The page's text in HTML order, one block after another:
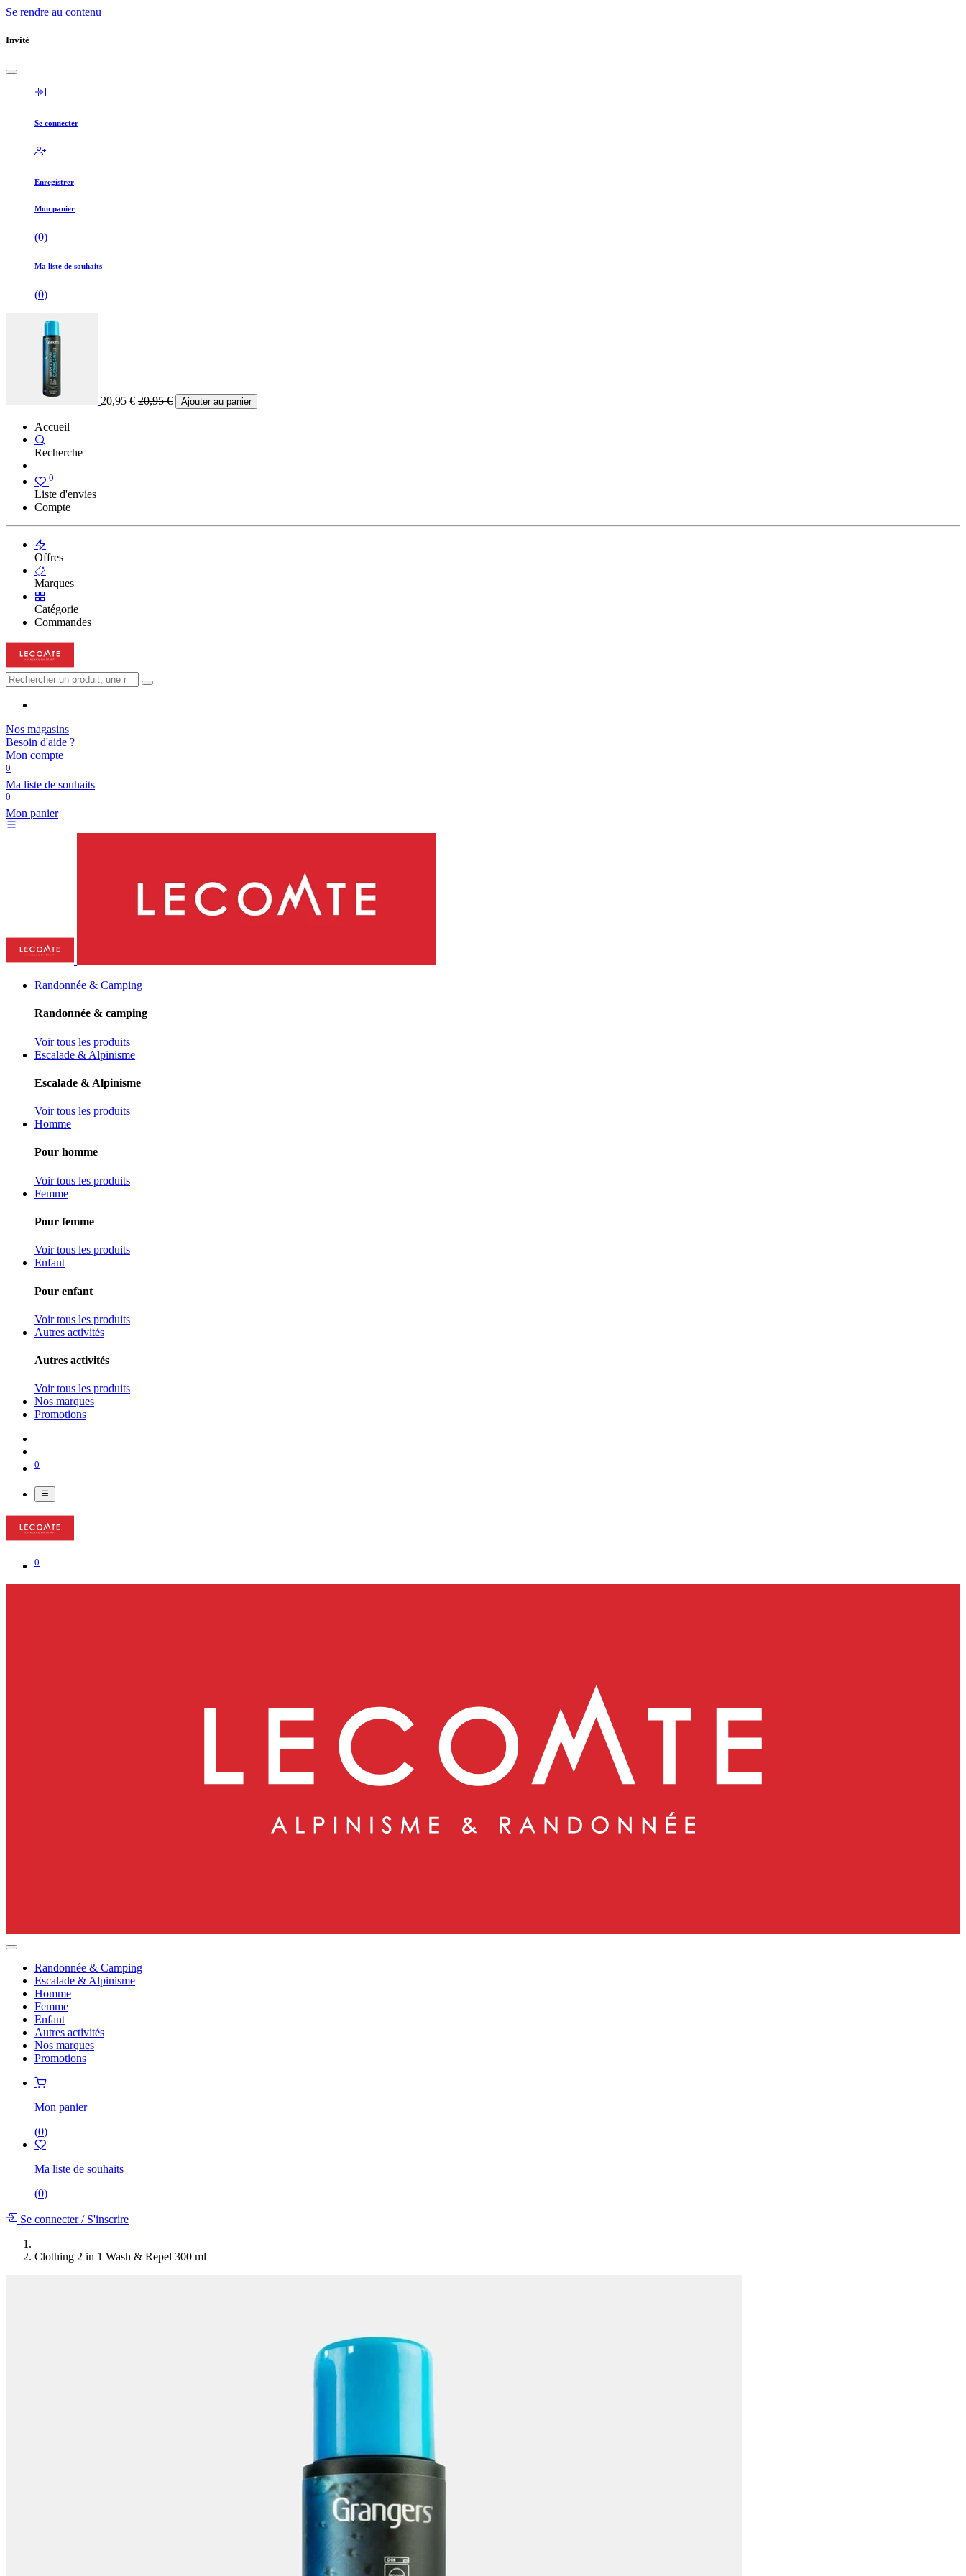
Se rendre au contenu
Invité
Se connecter
Enregistrer
Mon panier
(0)
Ma liste de souhaits
(0)
20,95 € 20,95€ Ajouter au panier
Accueil
Recherche
0
Liste d'envies
Compte
Offres
Marques
Catégorie
Commandes
Nos magasins
Besoin d'aide ?
Mon compte
0
Ma liste de souhaits
0
Mon panier
Randonnée & Camping
Randonnée & camping
Voir tous les produits
Escalade & Alpinisme
Escalade & Alpinisme
Voir tous les produits
Homme
Pour homme
Voir tous les produits
Femme
Pour femme
Voir tous les produits
Enfant
Pour enfant
Voir tous les produits
Autres activités
Autres activités
Voir tous les produits
Nos marques
Promotions
0
0
Randonnée & Camping
Escalade & Alpinisme
Homme
Femme
Enfant
Autres activités
Nos marques
Promotions
Mon panier
(0)
Ma liste de souhaits
(0)
Se connecter/S'inscrire
Clothing 2 in 1 Wash & Repel 300 ml